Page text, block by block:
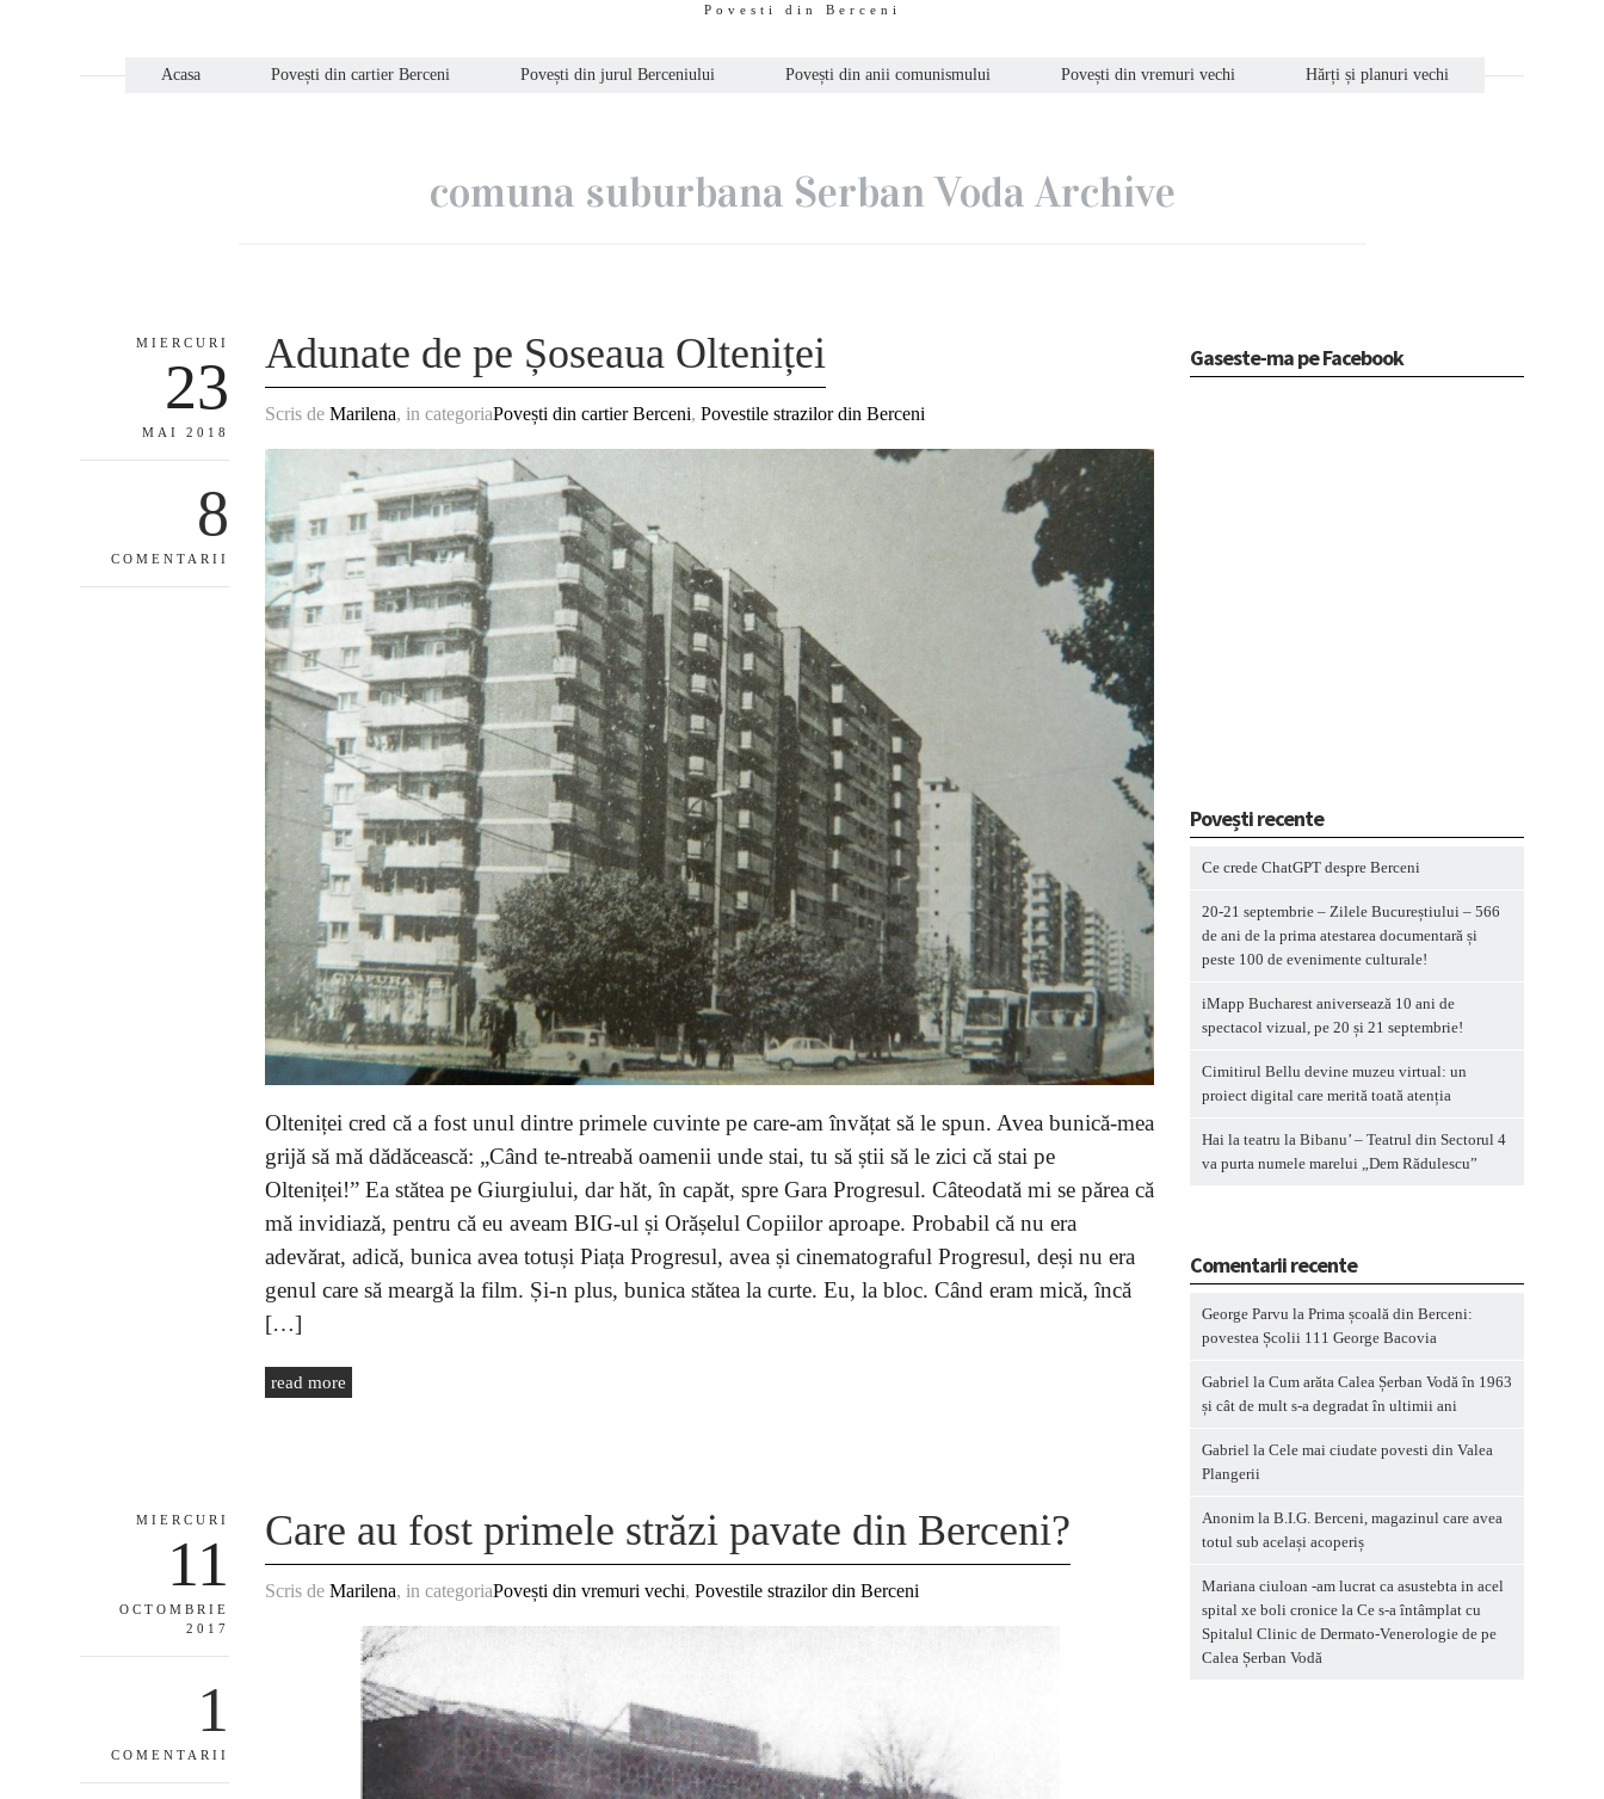
Povesti din Berceni
Acasa Povești din cartier Berceni Povești din jurul Berceniului Povești din anii comunismului Povești din vremuri vechi Hărți și planuri vechi
comuna suburbana Serban Voda Archive
MIERCURI
23
MAI 2018
8
COMENTARII
Adunate de pe Șoseaua Olteniței
Scris deMarilena, in categoriaPovești din cartier Berceni,Povestile strazilor din Berceni
Olteniței cred că a fost unul dintre primele cuvinte pe care-am învățat să le spun. Avea bunică-mea
grijă să mă dădăcească: „Când te-ntreabă oamenii unde stai, tu să știi să le zici că stai pe
Olteniței!” Ea stătea pe Giurgiului, dar hăt, în capăt, spre Gara Progresul. Câteodată mi se părea că
mă invidiază, pentru că eu aveam BIG-ul și Orășelul Copiilor aproape. Probabil că nu era
adevărat, adică, bunica avea totuși Piața Progresul, avea și cinematograful Progresul, deși nu era
genul care să meargă la film. Și-n plus, bunica stătea la curte. Eu, la bloc. Când eram mică, încă
[…]
read more
MIERCURI
11
OCTOMBRIE
2017
1
COMENTARII
Care au fost primele străzi pavate din Berceni?
Scris deMarilena, in categoriaPovești din vremuri vechi,Povestile strazilor din Berceni
Gaseste-ma pe Facebook
Povești recente
Ce crede ChatGPT despre Berceni
20-21 septembrie – Zilele Bucureștiului – 566
de ani de la prima atestarea documentară și
peste 100 de evenimente culturale!
iMapp Bucharest aniversează 10 ani de
spectacol vizual, pe 20 și 21 septembrie!
Cimitirul Bellu devine muzeu virtual: un
proiect digital care merită toată atenția
Hai la teatru la Bibanu’ – Teatrul din Sectorul 4
va purta numele marelui „Dem Rădulescu”
Comentarii recente
George Parvu la Prima școală din Berceni:
povestea Școlii 111 George Bacovia
Gabriel la Cum arăta Calea Șerban Vodă în 1963
și cât de mult s-a degradat în ultimii ani
Gabriel la Cele mai ciudate povesti din Valea
Plangerii
Anonim la B.I.G. Berceni, magazinul care avea
totul sub același acoperiș
Mariana ciuloan -am lucrat ca asustebta in acel
spital xe boli cronice la Ce s-a întâmplat cu
Spitalul Clinic de Dermato-Venerologie de pe
Calea Șerban Vodă